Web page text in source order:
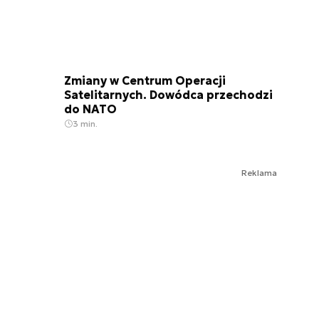
Zmiany w Centrum Operacji
Satelitarnych. Dowódca przechodzi
do NATO
3 min.
Reklama